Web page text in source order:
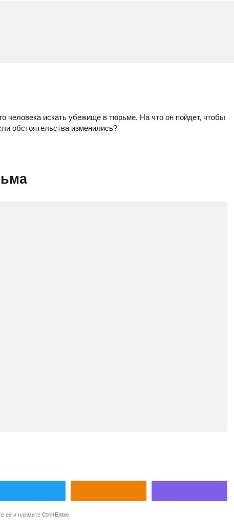
человека искать убежище в тюрьме. На что он пойдет, чтобы
обстоятельства изменились?
её и нажмите Ctrl+Enter